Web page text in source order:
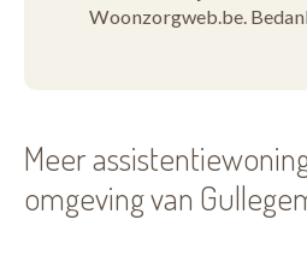
Woonzorgweb.be.
Meer
omgeving van